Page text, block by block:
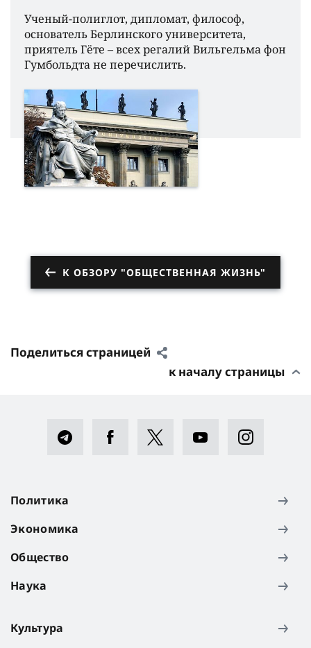
Ученый-полиглот, дипломат, философ,
основатель Берлинского университета,
приятель Гёте – всех регалий Вильгельма фон
Гумбольдта не перечислить.
К ОБЗОРУ "ОБЩЕСТВЕННАЯ ЖИЗНЬ"
Поделиться страницей
к началу страницы
Политика
Экономика
Общество
Наука
Культура